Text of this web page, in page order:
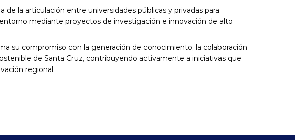
de la articulación entre universidades públicas y privadas para
mediante proyectos de investigación e innovación de alto
su compromiso con la generación de conocimiento, la colaboración
de Santa Cruz, contribuyendo activamente a iniciativas que
regional.